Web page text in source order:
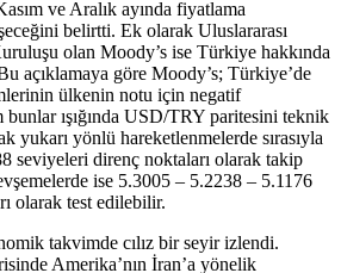
ve Aralık ayında fiyatlama
belirtti. Ek olarak Uluslararası
olan Moody’s ise Türkiye hakkında
açıklamaya göre Moody’s; Türkiye’de
ülkenin notu için negatif
ışığında USD/TRY paritesini teknik
yukarı yönlü hareketlenmelerde sırasıyla
seviyeleri direnç noktaları olarak takip
ise 5.3005 – 5.2238 – 5.1176
olarak test edilebilir.
takvimde cılız bir seyir izlendi.
Amerika’nın İran’a yönelik